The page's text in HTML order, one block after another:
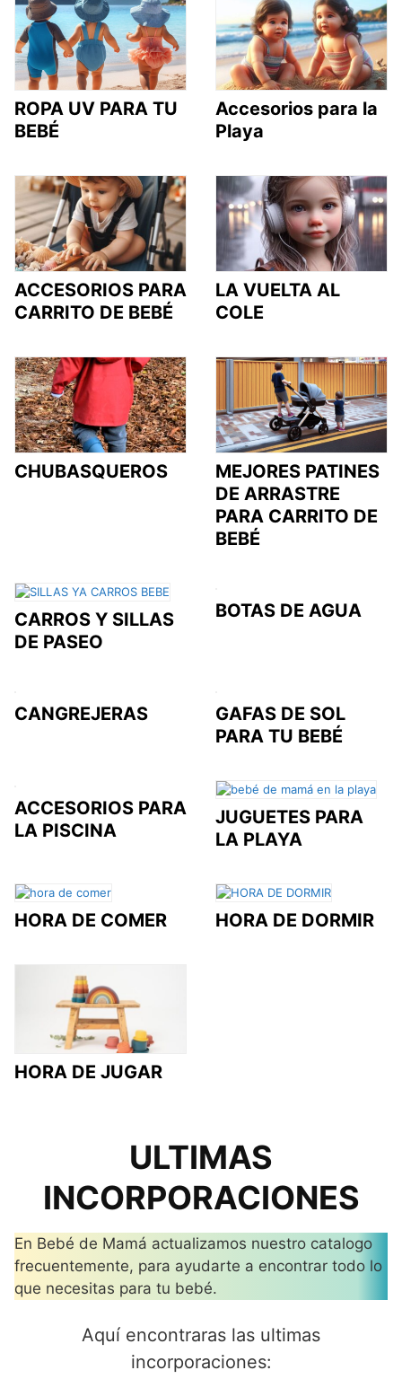
ROPA UV PARA TU
BEBÉ
Accesorios para la
Playa
ACCESORIOS PARA
CARRITO DE BEBÉ
LA VUELTA AL
COLE
CHUBASQUEROS
MEJORES PATINES
DE ARRASTRE
PARA CARRITO DE
BEBÉ
CARROS Y SILLAS
DE PASEO
BOTAS DE AGUA
CANGREJERAS
GAFAS DE SOL
PARA TU BEBÉ
ACCESORIOS PARA
LA PISCINA
JUGUETES PARA
LA PLAYA
HORA DE COMER HORA DE DORMIR
HORA DE JUGAR
ULTIMAS
INCORPORACIONES
En Bebé de Mamá actualizamos nuestro catalogo
frecuentemente, para ayudarte a encontrar todo lo
que necesitas para tu bebé.
Aquí encontraras las ultimas
incorporaciones: